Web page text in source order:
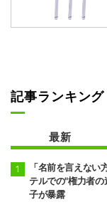
記事ランキング
最新
「名前を言えな
テルでの"権力者
子が暴露